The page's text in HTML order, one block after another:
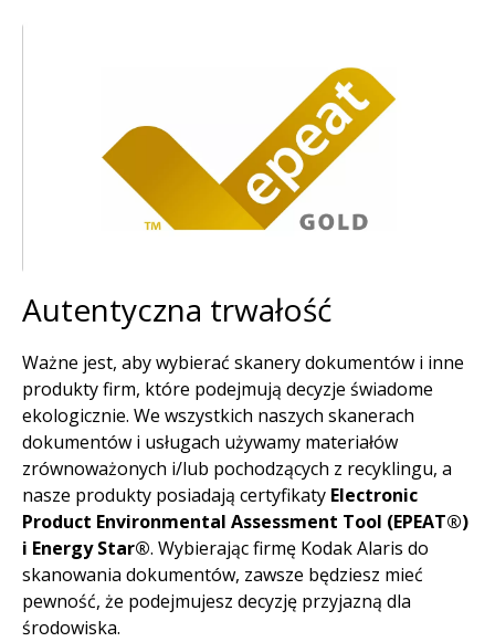
Autentyczna trwałość
Ważne jest, aby wybierać skanery dokumentów i inne
produkty firm, które podejmują decyzje świadome
ekologicznie. We wszystkich naszych skanerach
dokumentów i usługach używamy materiałów
zrównoważonych i/lub pochodzących z recyklingu, a
nasze produkty posiadają certyfikaty Electronic
Product Environmental Assessment Tool (EPEAT®)
i Energy Star®. Wybierając firmę Kodak Alaris do
skanowania dokumentów, zawsze będziesz mieć
pewność, że podejmujesz decyzję przyjazną dla
środowiska.